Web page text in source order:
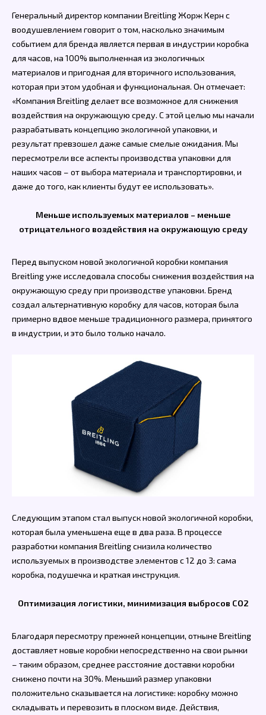
Генеральный директор компании Breitling Жорж Керн с
воодушевлением говорит о том, насколько значимым
событием для бренда является первая в индустрии коробка
для часов, на 100% выполненная из экологичных
материалов и пригодная для вторичного использования,
которая при этом удобная и функциональная. Он отмечает:
«Компания Breitling делает все возможное для снижения
воздействия на окружающую среду. С этой целью мы начали
разрабатывать концепцию экологичной упаковки, и
результат превзошел даже самые смелые ожидания. Мы
пересмотрели все аспекты производства упаковки для
наших часов – от выбора материала и транспортировки, и
даже до того, как клиенты будут ее использовать».
Меньше используемых материалов – меньше
отрицательного воздействия на окружающую среду
Перед выпуском новой экологичной коробки компания
Breitling уже исследовала способы снижения воздействия на
окружающую среду при производстве упаковки. Бренд
создал альтернативную коробку для часов, которая была
примерно вдвое меньше традиционного размера, принятого
в индустрии, и это было только начало.
Следующим этапом стал выпуск новой экологичной коробки,
которая была уменьшена еще в два раза. В процессе
разработки компания Breitling снизила количество
используемых в производстве элементов с 12 до 3: сама
коробка, подушечка и краткая инструкция.
Оптимизация логистики, минимизация выбросов CO2
Благодаря пересмотру прежней концепции, отныне Breitling
доставляет новые коробки непосредственно на свои рынки
– таким образом, среднее расстояние доставки коробки
снижено почти на 30%. Меньший размер упаковки
положительно сказывается на логистике: коробку можно
складывать и перевозить в плоском виде. Действия,